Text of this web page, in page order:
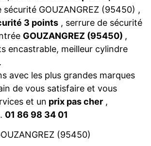
sécurité GOUZANGREZ (95450) ,
3 points , serrure de sécurité
GOUZANGREZ (95450) ,
encastrable, meilleur cylindre
avec les plus grandes marques
de vous satisfaire et vous
et un prix pas cher ,
01 86 98 34 01
(95450)